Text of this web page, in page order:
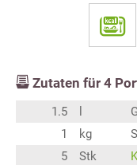
Zutaten für 4
1.5
1
kg
5
Stk